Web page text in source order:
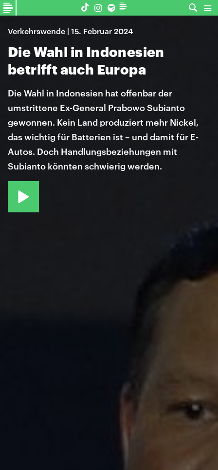
Verkehrswende | 15. Februar 2024
Die Wahl in Indonesien
betrifft auch Europa
Die Wahl in Indonesien hat offenbar der
umstrittene Ex-General Prabowo Subianto
gewonnen. Kein Land produziert mehr Nickel,
das wichtig für Batterien ist – und damit für E-
Autos. Doch Handlungsbeziehungen mit
Subianto könnten schwierig werden.